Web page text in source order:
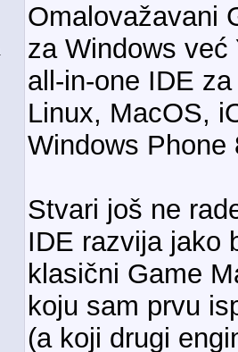
Omalovažavani
za Windows već
all-in-one IDE
Linux, MacOS,
Windows Phone
Stvari još ne
IDE razvija jako
klasični Game
koju sam prvu
(a koji drugi